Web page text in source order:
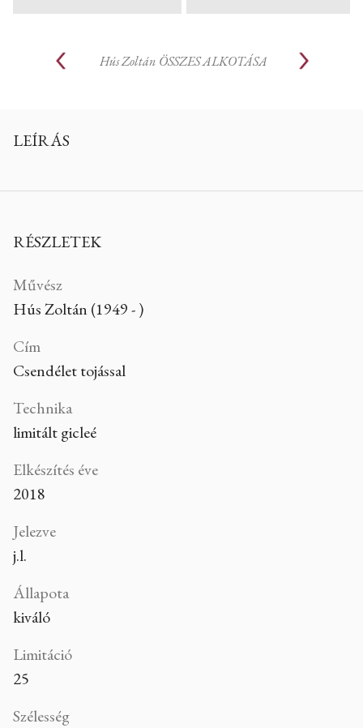
Hús Zoltán ÖSSZES ALKOTÁSA
LEÍRÁS
RÉSZLETEK
Művész
Hús Zoltán (1949 - )
Cím
Csendélet tojással
Technika
limitált gicleé
Elkészítés éve
2018
Jelezve
j.l.
Állapota
kiváló
Limitáció
25
Szélesség